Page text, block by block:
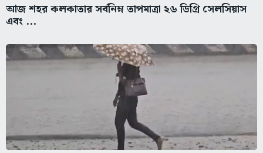
আজ শহর কলকাতার সর্বনিম্ন তাপমাত্রা ২৬ ডিগ্রি সেলসিয়াস
এবং ...